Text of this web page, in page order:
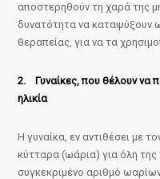
αποστερηθούν τη χαρά της
δυνατότητα να καταψύξουν
θεραπείας, για να τα
2. Γυναίκες, που θέλουν να
ηλικία
Η γυναίκα, εν αντιθέσει με
κύτταρα (ωάρια) για όλη της
συγκεκριμένο αριθμό